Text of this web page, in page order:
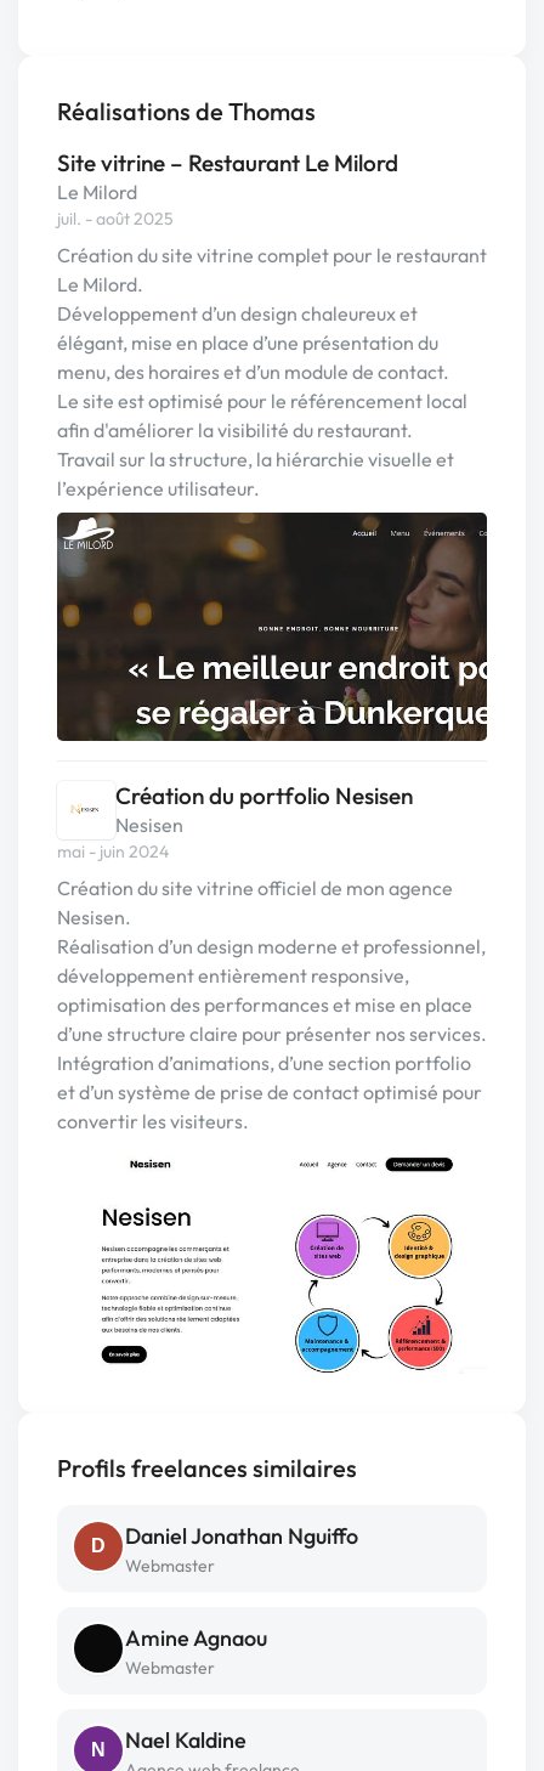
Réalisations de Thomas
Site vitrine – Restaurant Le Milord
Le Milord
juil. - août 2025
Création du site vitrine complet pour le restaurant
Le Milord.
Développement d’un design chaleureux et
élégant, mise en place d’une présentation du
menu, des horaires et d’un module de contact.
Le site est optimisé pour le référencement local
afin d'améliorer la visibilité du restaurant.
Travail sur la structure, la hiérarchie visuelle et
l’expérience utilisateur.
Création du portfolio Nesisen
Nesisen
mai - juin 2024
Création du site vitrine officiel de mon agence
Nesisen.
Réalisation d’un design moderne et professionnel,
développement entièrement responsive,
optimisation des performances et mise en place
d’une structure claire pour présenter nos services.
Intégration d’animations, d’une section portfolio
et d’un système de prise de contact optimisé pour
convertir les visiteurs.
Profils freelances similaires
D Daniel Jonathan Nguiffo
Webmaster
Amine Agnaou
Webmaster
N Nael Kaldine